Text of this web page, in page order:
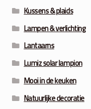
Kussens & plaids
Lampen & verlichting
Lantaarns
Lumiz solar lampion
Mooi in de keuken
Natuurlijke decoratie